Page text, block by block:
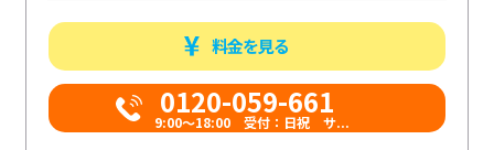
料金を見る
0120-059-661
9:00〜18:00 受付：日祝 サ...